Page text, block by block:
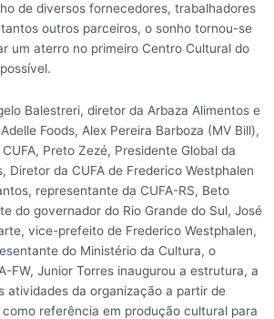
de diversos fornecedores, trabalhadores
outros parceiros, o sonho tornou-se
um aterro no primeiro Centro Cultural do
Balestreri, diretor da Arbaza Alimentos e
Foods, Alex Pereira Barboza (MV Bill),
Preto Zezé, Presidente Global da
Diretor da CUFA de Frederico Westphalen
representante da CUFA-RS, Beto
do governador do Rio Grande do Sul, José
vice-prefeito de Frederico Westphalen,
do Ministério da Cultura, o
FW, Junior Torres inaugurou a estrutura, a
atividades da organização a partir de
referência em produção cultural para